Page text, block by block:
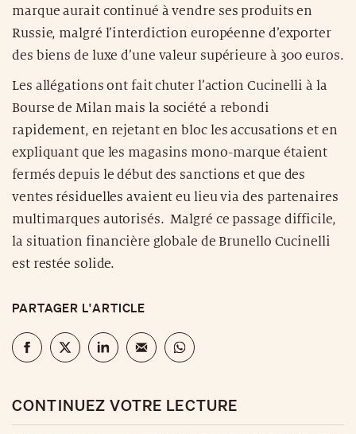
marque aurait continué à vendre ses produits en
Russie, malgré l’interdiction européenne d’exporter
des biens de luxe d’une valeur supérieure à 300 euros.
Les allégations ont fait chuter l’action Cucinelli à la
Bourse de Milan mais la société a rebondi
rapidement, en rejetant en bloc les accusations et en
expliquant que les magasins mono-marque étaient
fermés depuis le début des sanctions et que des
ventes résiduelles avaient eu lieu via des partenaires
multimarques autorisés. Malgré ce passage difficile,
la situation financière globale de Brunello Cucinelli
est restée solide.
PARTAGER L'ARTICLE
CONTINUEZ VOTRE LECTURE